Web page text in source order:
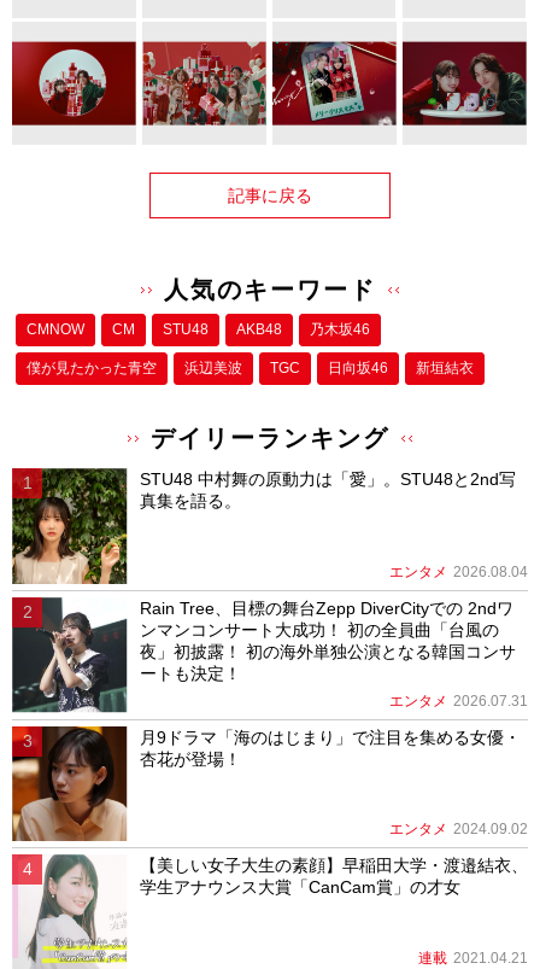
記事に戻る
人気のキーワード
CMNOW CM STU48 AKB48 乃木坂46
僕が⾒たかった⻘空 浜辺美波 TGC 日向坂46 新垣結衣
デイリーランキング
STU48 中村舞の原動力は「愛」。STU48と2nd写
真集を語る。
エンタメ 2026.08.04
Rain Tree、目標の舞台Zepp DiverCityでの 2ndワ
ンマンコンサート大成功！ 初の全員曲「台風の
夜」初披露！ 初の海外単独公演となる韓国コンサ
ートも決定！
エンタメ 2026.07.31
月9ドラマ「海のはじまり」で注目を集める女優・
杏花が登場！
エンタメ 2024.09.02
【美しい女子大生の素顔】早稲田大学・渡邉結衣、
学生アナウンス大賞「CanCam賞」の才女
連載 2021.04.21